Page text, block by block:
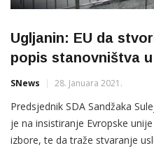
Ugljanin: EU da
popis stanovništva
SNews 28. Januara 2021.
Predsjednik SDA Sandžaka
je na insistiranje Evropske
izbore, te da traže stvaranje